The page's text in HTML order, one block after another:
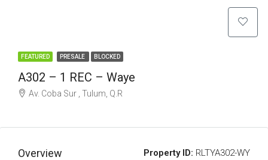
FEATURED PRESALE BLOCKED
A302 – 1 REC – Waye
Av. Coba Sur , Tulum, Q.R
Overview Property ID: RLTYA302-WY